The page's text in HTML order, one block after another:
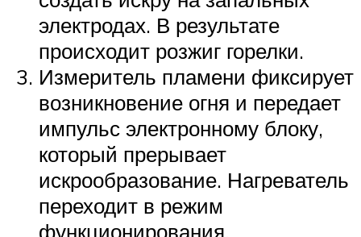
электродах. В результате
происходит розжиг горелки.
Измеритель пламени фиксирует
возникновение огня и передает
импульс электронному блоку,
который прерывает
искрообразование. Нагреватель
переходит в режим
функционирования.